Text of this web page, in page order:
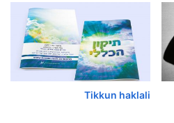
Tikkun haklali